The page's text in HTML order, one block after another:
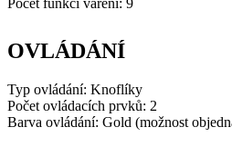
OVLÁDÁNÍ
Typ ovládání: Knoflíky
Počet ovládacích prvků: 2
Barva ovládání: Gold (možnost